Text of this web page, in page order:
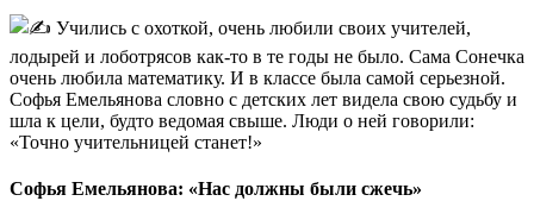
Учились с охоткой, очень любили своих учителей,
лодырей и лоботрясов как-то в те годы не было. Сама Сонечка
очень любила математику. И в классе была самой серьезной.
Софья Емельянова словно с детских лет видела свою судьбу и
шла к цели, будто ведомая свыше. Люди о ней говорили:
«Точно учительницей станет!»
Софья Емельянова: «Нас должны были сжечь»